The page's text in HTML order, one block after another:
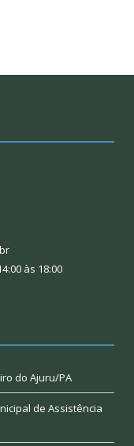
às 18:00
do Ajuru/PA
de Assistência